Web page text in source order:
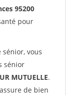
95200
pour
vous
sénior
MUTUELLE.
de bien